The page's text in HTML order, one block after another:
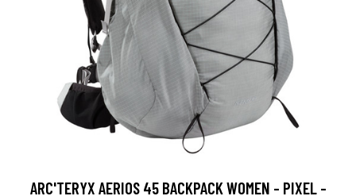
ARC'TERYX AERIOS 45 BACKPACK WOMEN - PIXEL -